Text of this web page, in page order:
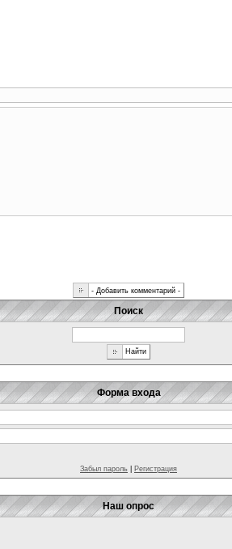
Поиск
Форма входа
Забыл пароль Регистрация
Наш опрос